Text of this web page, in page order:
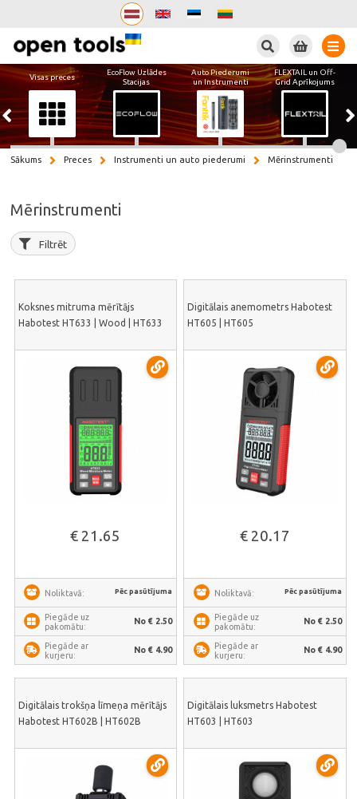
Visas preces
EcoFlow Uzlādes
Stacijas
Auto Piederumi
un Instrumenti
FLEXTAIL un Off-
Grid Aprīkojums
Sākums Preces Instrumenti un auto piederumi Mērinstrumenti
Mērinstrumenti
Filtrēt
Koksnes mitruma mērītājs
Habotest HT633 | Wood | HT633
€ 21.65
Noliktavā: Pēc pasūtījuma
Piegāde uz
pakomātu:
No € 2.50
Piegāde ar
kurjeru:
No € 4.90
Digitālais anemometrs Habotest
HT605 | HT605
€ 20.17
Noliktavā: Pēc pasūtījuma
Piegāde uz
pakomātu:
No € 2.50
Piegāde ar
kurjeru:
No € 4.90
Digitālais trokšņa līmeņa mērītājs
Habotest HT602B | HT602B
Digitālais luksmetrs Habotest
HT603 | HT603